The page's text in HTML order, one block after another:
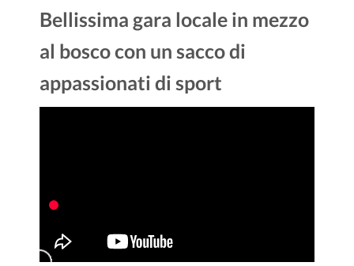
Bellissima gara locale in mezzo
al bosco con un sacco di
appassionati di sport